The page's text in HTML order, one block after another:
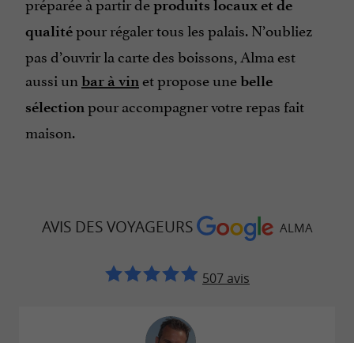
produits locaux et de
qualitépour régaler tous les palais. N’oubliez
pas d’ouvrir la carte des boissons, Alma est
aussi un bar à vin et propose unebelle
sélectionpour accompagner votre repas fait
maison.
AVIS DES VOYAGEURS ALMA
507 avis